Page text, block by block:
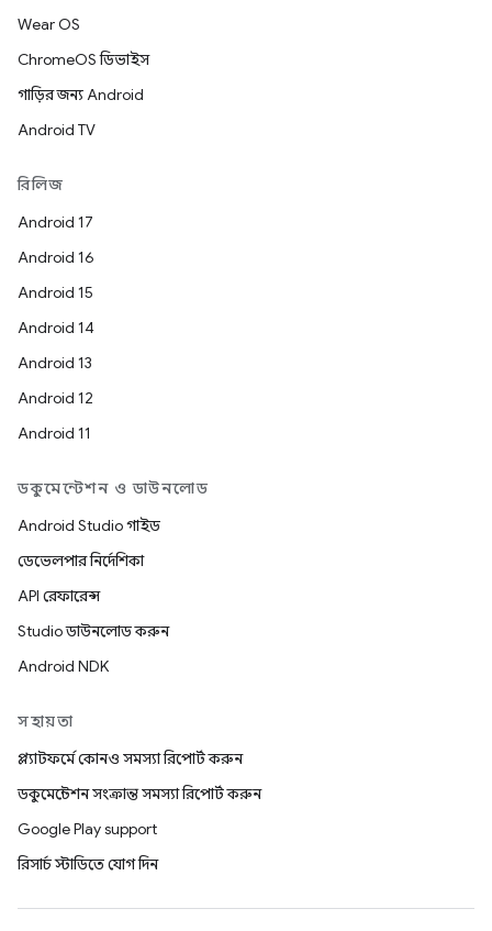
Wear OS
ChromeOS ডিভাইস
গাড়ির জন্য Android
Android TV
রিলিজ
Android 17
Android 16
Android 15
Android 14
Android 13
Android 12
Android 11
ডকুমেন্টেশন ও ডাউনলোড
Android Studio গাইড
ডেভেলপার নির্দেশিকা
API রেফারেন্স
Studio ডাউনলোড করুন
Android NDK
সহায়তা
প্ল্যাটফর্মে কোনও সমস্যা রিপোর্ট করুন
ডকুমেন্টেশন সংক্রান্ত সমস্যা রিপোর্ট করুন
Google Play support
রিসার্চ স্টাডিতে যোগ দিন